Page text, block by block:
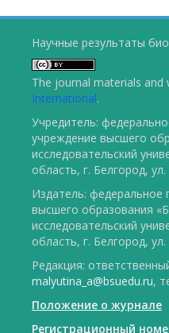
Научные результаты
The journal materials and
International.
Учредитель:
учреждение высшего
исследовательский
область, г. Белгород,
Издатель: федеральное
высшего образования
исследовательский
область, г. Белгород,
Редакция:
malyutina_a@bsuedu.ru,
Положение о журнале
Регистрационный